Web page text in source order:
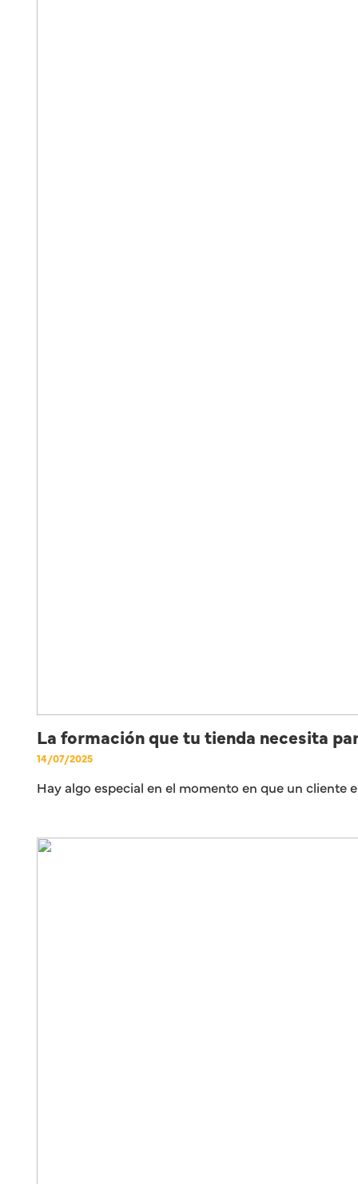
La formación que tu tienda necesita
14/07/2025
Hay algo especial en el momento en que un cliente